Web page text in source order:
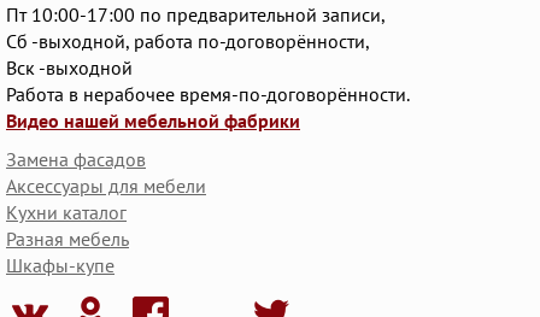
Пт 10:00-17:00 по предварительной записи,
Сб -выходной, работа по-договорённости,
Вск -выходной
Работа в нерабочее время-по-договорённости.
Видео нашей мебельной фабрики
Замена фасадов
Аксессуары для мебели
Кухни каталог
Разная мебель
Шкафы-купе